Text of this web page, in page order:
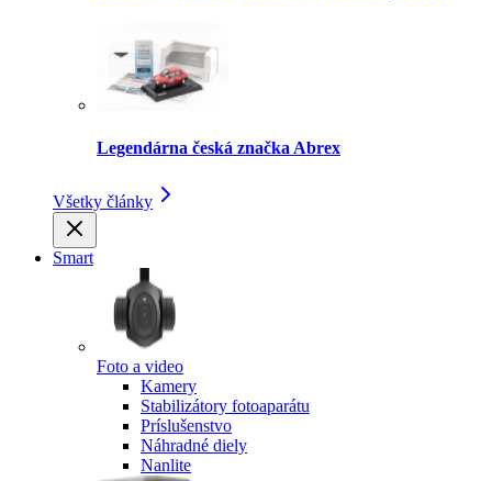
Legendárna česká značka Abrex
Všetky články
Smart
Foto a video
Kamery
Stabilizátory fotoaparátu
Príslušenstvo
Náhradné diely
Nanlite